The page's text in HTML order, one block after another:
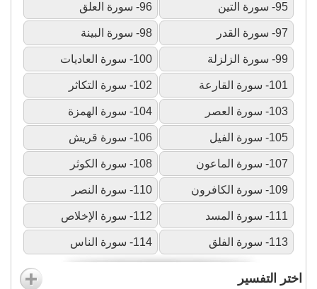
95- سورة التين 96- سورة العلق
97- سورة القدر 98- سورة البينة
99- سورة الزلزلة 100- سورة العاديات
101- سورة القارعة 102- سورة التكاثر
103- سورة العصر 104- سورة الهمزة
105- سورة الفيل 106- سورة قريش
107- سورة الماعون 108- سورة الكوثر
109- سورة الكافرون 110- سورة النصر
111- سورة المسد 112- سورة الإخلاص
113- سورة الفلق 114- سورة الناس
اختر التفسير